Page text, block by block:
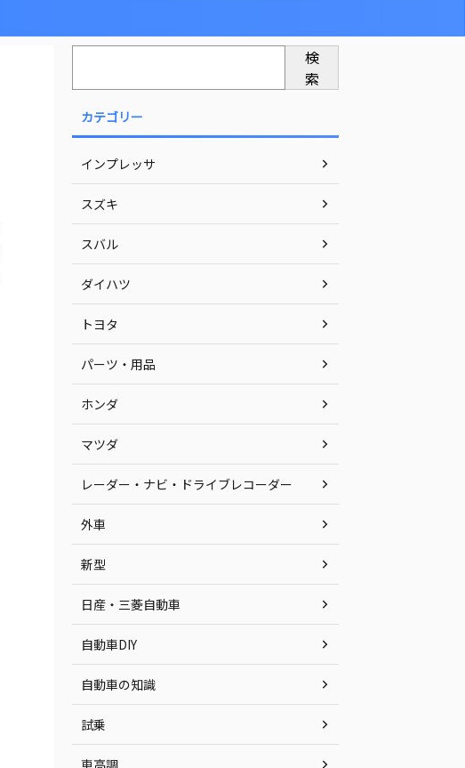
検
索
カテゴリー
インプレッサ
スズキ
スバル
ダイハツ
トヨタ
パーツ・用品
ホンダ
マツダ
レーダー・ナビ・ドライブレコーダー
外車
新型
日産・三菱自動車
自動車DIY
自動車の知識
試乗
車高調